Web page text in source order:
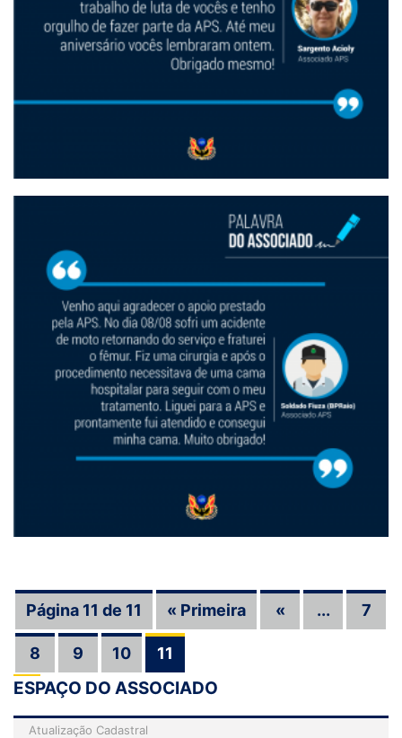
Página 11 de 11 « Primeira « ... 7
8 9 10 11
ESPAÇO DO ASSOCIADO
Atualização Cadastral